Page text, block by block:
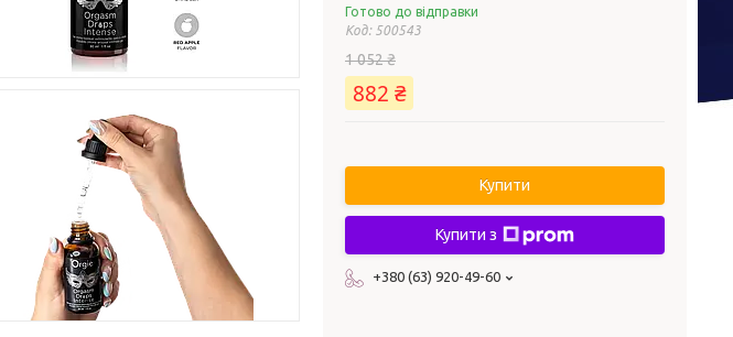
Готово до відправки
Код: 500543
1 052 ₴
882 ₴
Купити
Купити з
+380 (63) 920-49-60